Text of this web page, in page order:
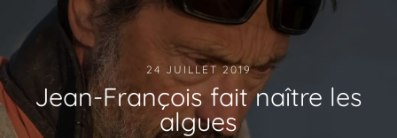
24 JUILLET 2019
Jean-François fait naître les
algues